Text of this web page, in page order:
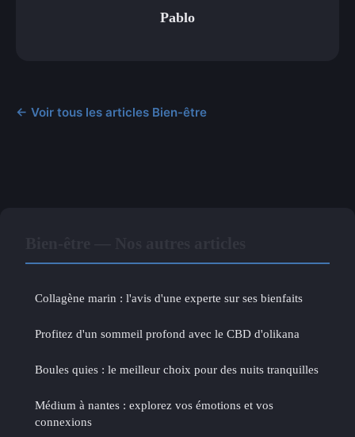
Pablo
← Voir tous les articles Bien-être
Collagène marin : l'avis d'une experte sur ses bienfaits
Profitez d'un sommeil profond avec le CBD d'olikana
Boules quies : le meilleur choix pour des nuits tranquilles
Médium à nantes : explorez vos émotions et vos
connexions